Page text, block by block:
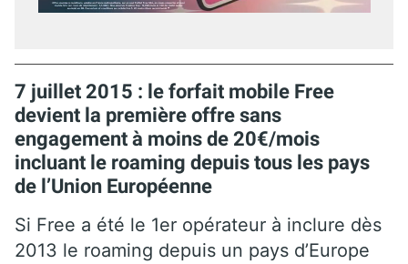
7 juillet 2015 : le forfait mobile Free
devient la première offre sans
engagement à moins de 20€/mois
incluant le roaming depuis tous les pays
de l’Union Européenne
Si Free a été le 1er opérateur à inclure dès
2013 le roaming depuis un pays d’Europe